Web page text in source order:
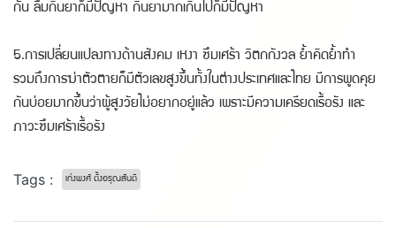
กัน ลืมกินยาก็มีปัญหา กินยามากเกินไปก็มีปัญหา
5.การเปลี่ยนแปลงทางด้านสังคม เหงา ซึมเศร้า วิตกกังวล ย้ำคิดย้ำทำ
รวมถึงการฆ่าตัวตายก็มีตัวเลขสูงขึ้นทั้งในต่างประเทศและไทย มีการพูดคุย
กันบ่อยมากขึ้นว่าผู้สูงวัยไม่อยากอยู่แล้ว เพราะมีความเครียดเรื้อรัง และ
ภาวะซึมเศร้าเรื้อรัง
Tags : เก่งพงศ์ ตั้งอรุณสันติ